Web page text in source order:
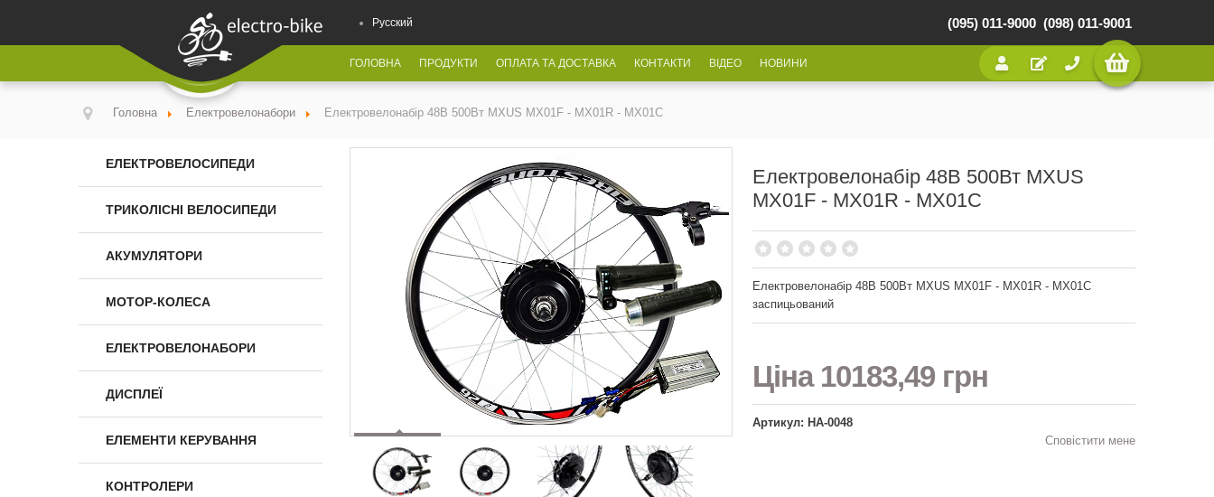
Русский (095) 011-9000 (098) 011-9001
ГОЛОВНА ПРОДУКТИ ОПЛАТА ТА ДОСТАВКА КОНТАКТИ ВІДЕО НОВИНИ
Головна Електровелонабори Електровелонабір 48В 500Вт MXUS MX01F - MX01R - MX01C
ЕЛЕКТРОВЕЛОСИПЕДИ
ТРИКОЛІСНІ ВЕЛОСИПЕДИ
АКУМУЛЯТОРИ
МОТОР-КОЛЕСА
ЕЛЕКТРОВЕЛОНАБОРИ
ДИСПЛЕЇ
ЕЛЕМЕНТИ КЕРУВАННЯ
КОНТРОЛЕРИ
Електровелонабір 48В 500Вт MXUS
MX01F - MX01R - MX01C
Електровелонабір 48В 500Вт MXUS MX01F - MX01R - MX01C
заспицьований
Ціна 10183,49 грн
Артикул: НА-0048
Сповістити мене